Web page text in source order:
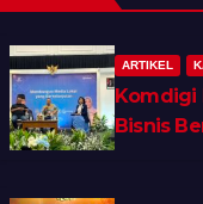
ARTIKEL
Komdigi
Bisnis